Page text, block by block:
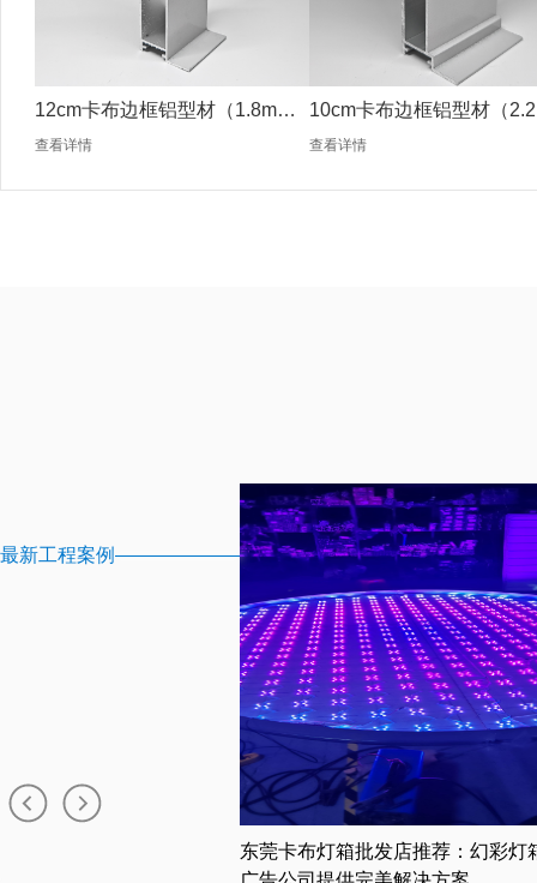
12cm卡布边框铝型材（1.8mm
银色）
查看详情
10cm卡布边框铝型材（
银色）
查看详情
最新工程案例
东莞卡布灯箱批发店推荐：幻彩灯